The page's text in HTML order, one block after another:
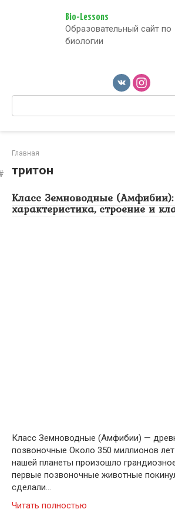
Bio-Lessons
Образовательный сайт по
биологии
Поиск:
Главная
тритон
Класс Земноводные
характеристика, строение и
Класс Земноводные (Амфибии) —
позвоночные Около 350 миллионов
нашей планеты произошло
первые позвоночные животные
сделали…
Читать полностью